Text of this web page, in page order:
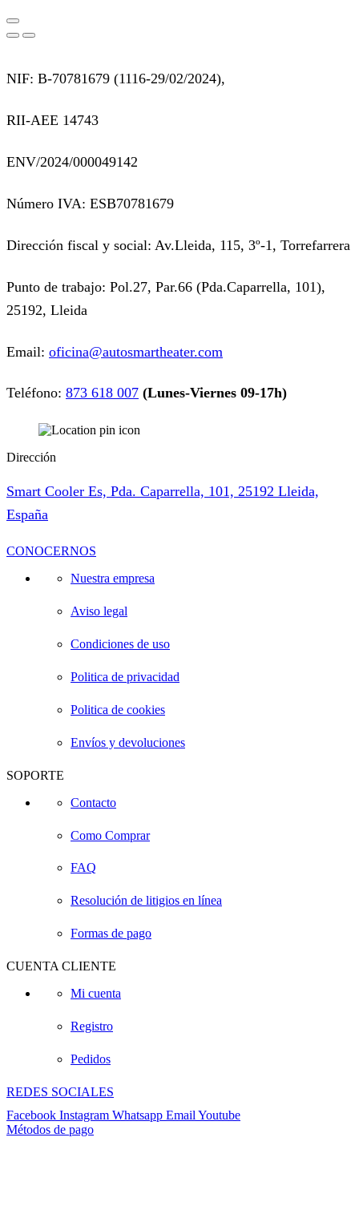
NIF: B-70781679 (1116-29/02/2024),
RII-AEE 14743
ENV/2024/000049142
Número IVA: ESB70781679
Dirección fiscal y social: Av.Lleida, 115, 3º-1, Torrefarrera
Punto de trabajo: Pol.27, Par.66 (Pda.Caparrella, 101),
25192, Lleida
Email: oficina@autosmartheater.com
Teléfono: 873 618 007 (Lunes-Viernes 09-17h)
Dirección
Smart Cooler Es, Pda. Caparrella, 101, 25192 Lleida,
España
CONOCERNOS
Nuestra empresa
Aviso legal
Condiciones de uso
Politica de privacidad
Politica de cookies
Envíos y devoluciones
SOPORTE
Contacto
Como Comprar
FAQ
Resolución de litigios en línea
Formas de pago
CUENTA CLIENTE
Mi cuenta
Registro
Pedidos
REDES SOCIALES
Facebook Instagram Whatsapp Email Youtube
Métodos de pago